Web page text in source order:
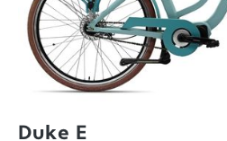
Duke E